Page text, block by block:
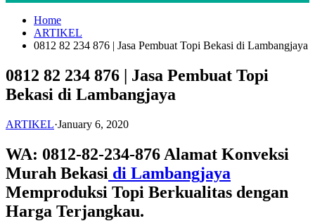
Home
ARTIKEL
0812 82 234 876 | Jasa Pembuat Topi Bekasi di Lambangjaya
0812 82 234 876 | Jasa Pembuat Topi
Bekasi di Lambangjaya
ARTIKEL·January 6, 2020
WA: 0812-82-234-876 Alamat Konveksi
Murah Bekasi di Lambangjaya
Memproduksi Topi Berkualitas dengan
Harga Terjangkau.